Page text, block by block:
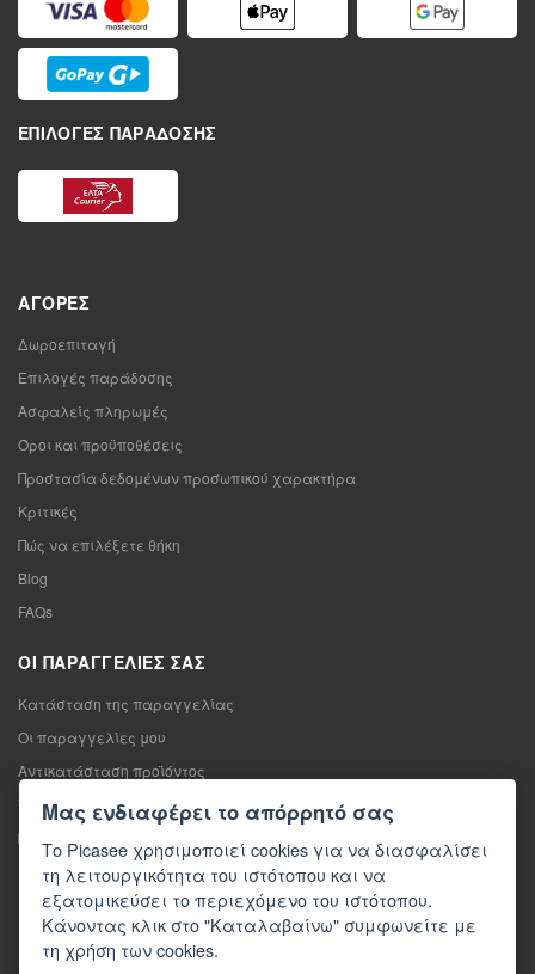
ΕΠΙΛΟΓΈΣ ΠΑΡΆΔΟΣΗΣ
ΑΓΟΡΈΣ
Δωροεπιταγή
Επιλογές παράδοσης
Ασφαλείς πληρωμές
Όροι και προϋποθέσεις
Προστασία δεδομένων προσωπικού χαρακτήρα
Κριτικές
Πώς να επιλέξετε θήκη
Blog
FAQs
ΟΙ ΠΑΡΑΓΓΕΛΊΕΣ ΣΑΣ
Κατάσταση της παραγγελίας
Οι παραγγελίες μου
Αντικατάσταση προϊόντος
Υπαναχώρηση από τη σύμβαση πώλησης
Παράπονο
ΕΠΙΚΟΙΝΩΝΊΑ
Επικοινωνία
Φόρμα επικοινωνίας
Μας ενδιαφέρει το απόρρητό σας
Το Picasee χρησιμοποιεί cookies για να διασφαλίσει
τη λειτουργικότητα του ιστότοπου και να
εξατομικεύσει το περιεχόμενο του ιστότοπου.
Κάνοντας κλικ στο "Καταλαβαίνω" συμφωνείτε με
τη χρήση των cookies.